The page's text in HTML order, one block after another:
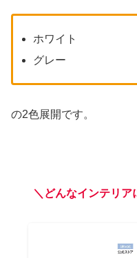
ホワイト
グレー
の2色展開です。
＼どんなインテリア